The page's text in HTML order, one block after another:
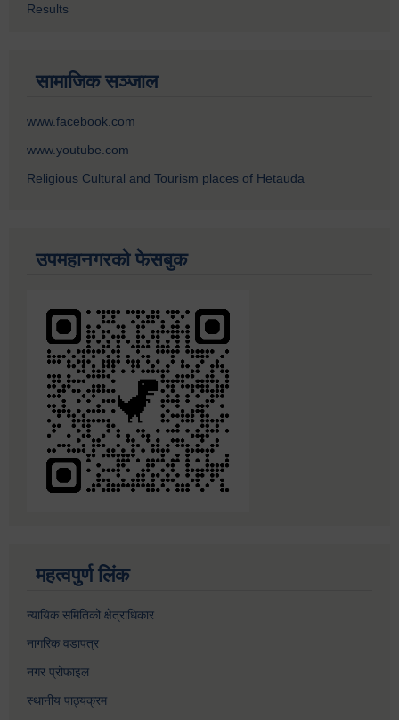
Results
सामाजिक सञ्जाल
www.facebook.com
www.youtube.com
Religious Cultural and Tourism places of Hetauda
उपमहानगरको फेसबुक
महत्वपुर्ण लिंक
न्यायिक समितिको क्षेत्राधिकार
नागरिक वडापत्र
नगर प्रोफाइल
स्थानीय पाठ्यक्रम